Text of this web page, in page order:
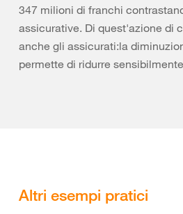
347 milioni di franchi
assicurative. Di quest'azione di
anche gli assicurati:la
permette di ridurre
Altri esempi pratici